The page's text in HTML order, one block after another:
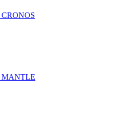
CRONOS
MANTLE